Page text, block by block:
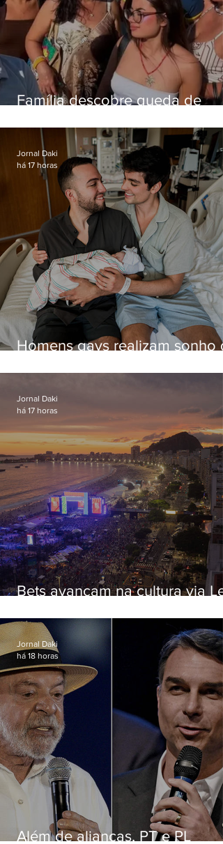
Família descobre queda de
enquanto aguardava segundo
voo
Homens gays realizam sonho
paternidade
Jornal Daki
há 17 horas
Bets avançam na cultura via Lei
artistas
Jornal Daki
há 17 horas
Além de alianças, PT e PL
Jornal Daki
há 18 horas